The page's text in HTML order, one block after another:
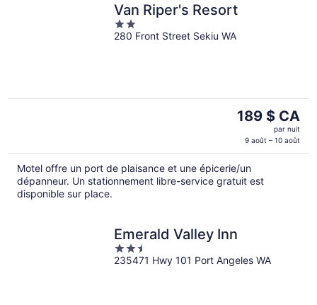
Van Riper's Resort
2
out
280 Front Street Sekiu WA
Le
est
de 189 $ CA
par
nuit
189 $ CA
par nuit
9 août – 10 août
Motel offre un port de plaisance et une épicerie/un
dépanneur. Un stationnement libre-service gratuit est
disponible sur place.
Emerald Valley Inn
2.5
out
235471 Hwy 101 Port Angeles WA